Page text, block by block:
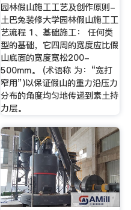
园林假山施工工艺及创作原则-
土巴兔装修大学园林假山施工工
艺流程 1、基础施工： 任何类
型的基础，它四周的宽度应比假
山底面的宽度宽松200-
500mm。 (术语称 为：“宽打
窄用”)以保证假山的重力沿压力
分布的角度均匀地传递到素土持
力层。